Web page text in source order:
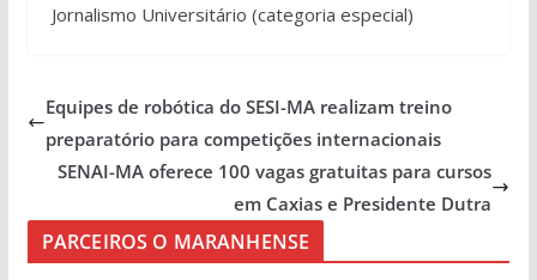
Jornalismo Universitário (categoria especial)
Equipes de robótica do SESI-MA realizam treino
preparatório para competições internacionais
SENAI-MA oferece 100 vagas gratuitas para cursos
em Caxias e Presidente Dutra
PARCEIROS O MARANHENSE